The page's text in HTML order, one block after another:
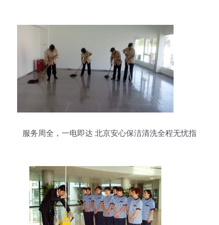
服务周全，一电即达 北京安心保洁清洗全程无忧指